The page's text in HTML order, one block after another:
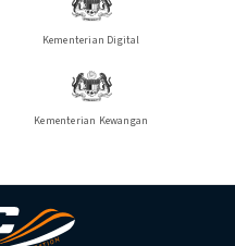
Kementerian Digital
Kementerian Kewangan